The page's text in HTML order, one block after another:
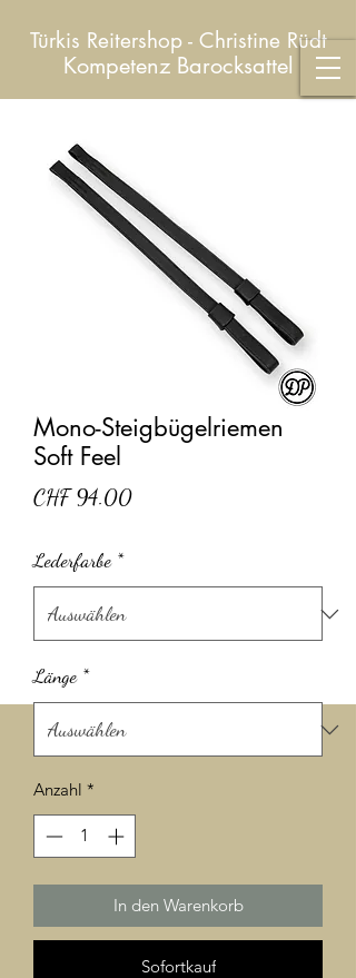
Türkis Reitershop - Christine Rüdt
Kompetenz Barocksattel
Mono-Steigbügelriemen
Soft Feel
CHF 94.00Preis
Lederfarbe *
Länge *
Anzahl *
In den Warenkorb
Sofortkauf